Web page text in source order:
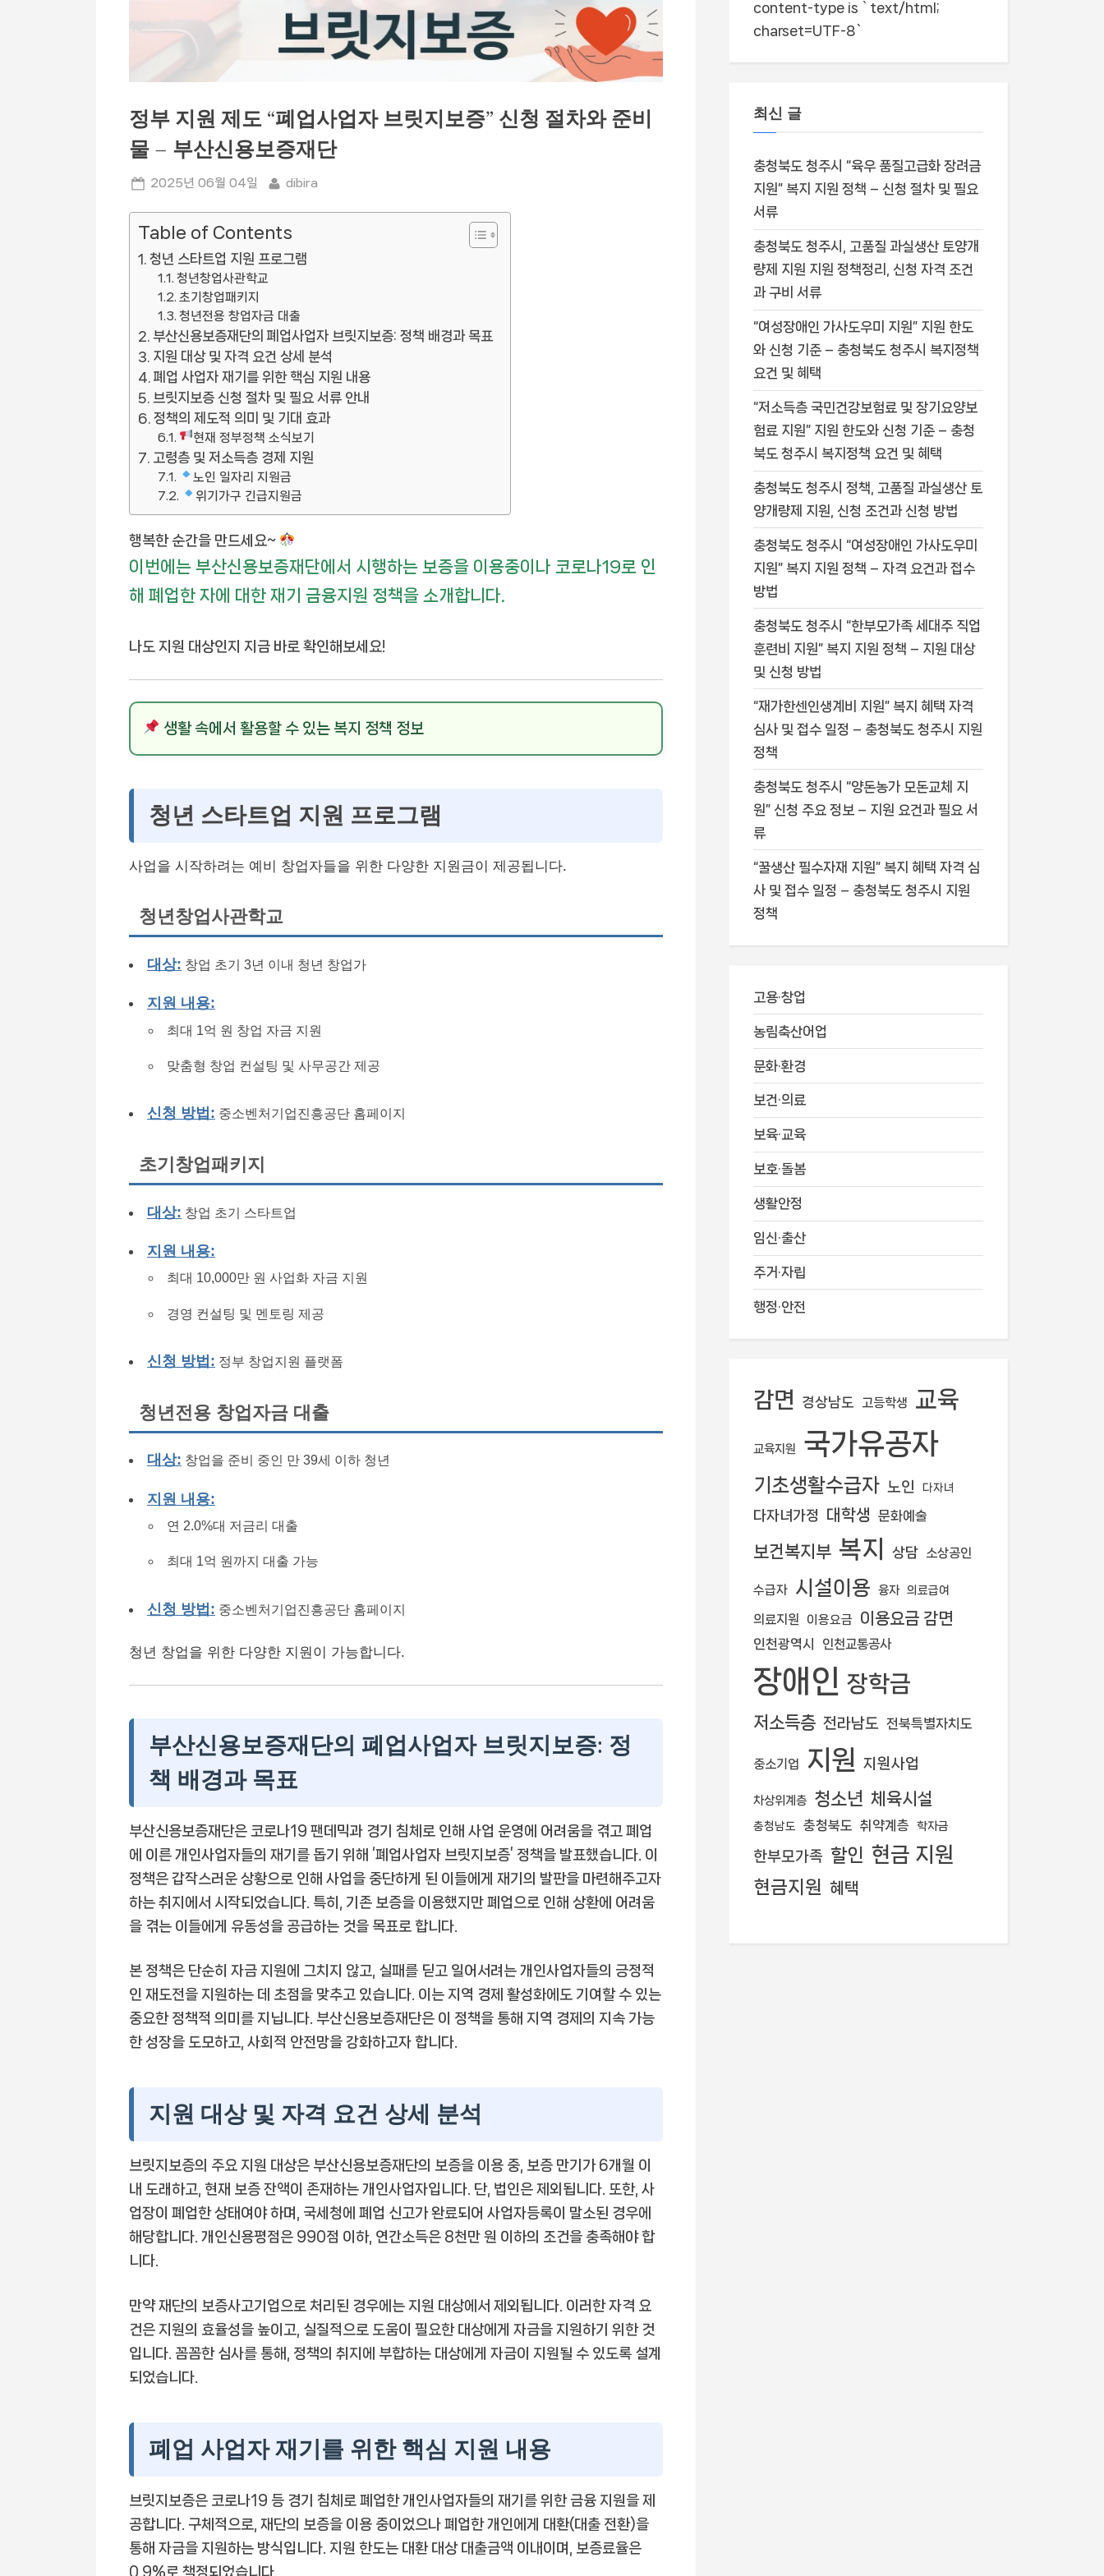
정부 지원 제도 “폐업사업자 브릿지보증” 신청 절차와 준비
물 – 부산신용보증재단
Posted
2025년 06월 04일 By
dibira
Table of Contents
청년 스타트업 지원 프로그램
청년창업사관학교
초기창업패키지
청년전용 창업자금 대출
부산신용보증재단의 폐업사업자 브릿지보증: 정책 배경과 목표
지원 대상 및 자격 요건 상세 분석
폐업 사업자 재기를 위한 핵심 지원 내용
브릿지보증 신청 절차 및 필요 서류 안내
정책의 제도적 의미 및 기대 효과
현재 정부정책 소식보기
고령층 및 저소득층 경제 지원
노인 일자리 지원금
위기가구 긴급지원금
행복한 순간을 만드세요~
이번에는 부산신용보증재단에서 시행하는 보증을 이용중이나 코로나19로 인
해 폐업한 자에 대한 재기 금융지원 정책을 소개합니다.
나도 지원 대상인지 지금 바로 확인해보세요!
생활 속에서 활용할 수 있는 복지 정책 정보
청년 스타트업 지원 프로그램
사업을 시작하려는 예비 창업자들을 위한 다양한 지원금이 제공됩니다.
청년창업사관학교
대상: 창업 초기 3년 이내 청년 창업가
지원 내용:
최대 1억 원 창업 자금 지원
맞춤형 창업 컨설팅 및 사무공간 제공
신청 방법: 중소벤처기업진흥공단 홈페이지
초기창업패키지
대상: 창업 초기 스타트업
지원 내용:
최대 10,000만 원 사업화 자금 지원
경영 컨설팅 및 멘토링 제공
신청 방법: 정부 창업지원 플랫폼
청년전용 창업자금 대출
대상: 창업을 준비 중인 만 39세 이하 청년
지원 내용:
연 2.0%대 저금리 대출
최대 1억 원까지 대출 가능
신청 방법: 중소벤처기업진흥공단 홈페이지
청년 창업을 위한 다양한 지원이 가능합니다.
부산신용보증재단의 폐업사업자 브릿지보증: 정
책 배경과 목표
부산신용보증재단은 코로나19 팬데믹과 경기 침체로 인해 사업 운영에 어려움을 겪고 폐업
에 이른 개인사업자들의 재기를 돕기 위해 ‘폐업사업자 브릿지보증’ 정책을 발표했습니다. 이
정책은 갑작스러운 상황으로 인해 사업을 중단하게 된 이들에게 재기의 발판을 마련해주고자
하는 취지에서 시작되었습니다. 특히, 기존 보증을 이용했지만 폐업으로 인해 상환에 어려움
을 겪는 이들에게 유동성을 공급하는 것을 목표로 합니다.
본 정책은 단순히 자금 지원에 그치지 않고, 실패를 딛고 일어서려는 개인사업자들의 긍정적
인 재도전을 지원하는 데 초점을 맞추고 있습니다. 이는 지역 경제 활성화에도 기여할 수 있는
중요한 정책적 의미를 지닙니다. 부산신용보증재단은 이 정책을 통해 지역 경제의 지속 가능
한 성장을 도모하고, 사회적 안전망을 강화하고자 합니다.
지원 대상 및 자격 요건 상세 분석
브릿지보증의 주요 지원 대상은 부산신용보증재단의 보증을 이용 중, 보증 만기가 6개월 이
내 도래하고, 현재 보증 잔액이 존재하는 개인사업자입니다. 단, 법인은 제외됩니다. 또한, 사
업장이 폐업한 상태여야 하며, 국세청에 폐업 신고가 완료되어 사업자등록이 말소된 경우에
해당합니다. 개인신용평점은 990점 이하, 연간소득은 8천만 원 이하의 조건을 충족해야 합
니다.
만약 재단의 보증사고기업으로 처리된 경우에는 지원 대상에서 제외됩니다. 이러한 자격 요
건은 지원의 효율성을 높이고, 실질적으로 도움이 필요한 대상에게 자금을 지원하기 위한 것
입니다. 꼼꼼한 심사를 통해, 정책의 취지에 부합하는 대상에게 자금이 지원될 수 있도록 설계
되었습니다.
폐업 사업자 재기를 위한 핵심 지원 내용
브릿지보증은 코로나19 등 경기 침체로 폐업한 개인사업자들의 재기를 위한 금융 지원을 제
공합니다. 구체적으로, 재단의 보증을 이용 중이었으나 폐업한 개인에게 대환(대출 전환)을
통해 자금을 지원하는 방식입니다. 지원 한도는 대환 대상 대출금액 이내이며, 보증료율은
0.9%로 책정되었습니다.
content-type is `text/html;
charset=UTF-8`
최신 글
충청북도 청주시 “육우 품질고급화 장려금
지원” 복지 지원 정책 – 신청 절차 및 필요
서류
충청북도 청주시, 고품질 과실생산 토양개
량제 지원 지원 정책정리, 신청 자격 조건
과 구비 서류
“여성장애인 가사도우미 지원” 지원 한도
와 신청 기준 – 충청북도 청주시 복지정책
요건 및 혜택
“저소득층 국민건강보험료 및 장기요양보
험료 지원” 지원 한도와 신청 기준 – 충청
북도 청주시 복지정책 요건 및 혜택
충청북도 청주시 정책, 고품질 과실생산 토
양개량제 지원, 신청 조건과 신청 방법
충청북도 청주시 “여성장애인 가사도우미
지원” 복지 지원 정책 – 자격 요건과 접수
방법
충청북도 청주시 “한부모가족 세대주 직업
훈련비 지원” 복지 지원 정책 – 지원 대상
및 신청 방법
“재가한센인생계비 지원” 복지 혜택 자격
심사 및 접수 일정 – 충청북도 청주시 지원
정책
충청북도 청주시 “양돈농가 모돈교체 지
원” 신청 주요 정보 – 지원 요건과 필요 서
류
“꿀생산 필수자재 지원” 복지 혜택 자격 심
사 및 접수 일정 – 충청북도 청주시 지원
정책
고용·창업
농림축산어업
문화·환경
보건·의료
보육·교육
보호·돌봄
생활안정
임신·출산
주거·자립
행정·안전
감면 경상남도 고등학생 교육
교육지원 국가유공자
기초생활수급자 노인 다자녀
다자녀가정 대학생 문화예술
보건복지부 복지 상담 소상공인
수급자 시설이용 융자 의료급여
의료지원 이용요금 이용요금 감면
인천광역시 인천교통공사
장애인 장학금
저소득층 전라남도 전북특별자치도
중소기업 지원 지원사업
차상위계층 청소년 체육시설
충청남도 충청북도 취약계층 학자금
한부모가족 할인 현금 지원
현금지원 혜택